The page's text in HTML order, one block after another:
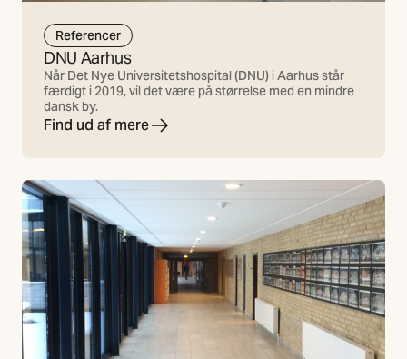
Referencer
DNU Aarhus
Når Det Nye Universitetshospital (DNU) i Aarhus står
færdigt i 2019, vil det være på størrelse med en mindre
dansk by.
Find ud af mere